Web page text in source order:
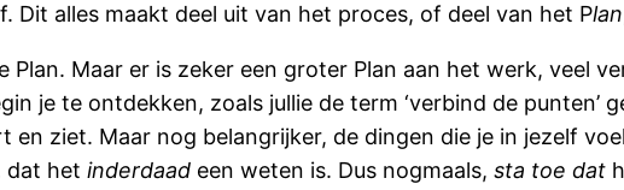
alles maakt deel uit van het proces, of deel van het Plan
Maar er is zeker een groter Plan aan het werk, veel
je te ontdekken, zoals jullie de term ‘verbind de punten’
ziet. Maar nog belangrijker, de dingen die je in jezelf
dat het inderdaad een weten is. Dus nogmaals, sta toe dat